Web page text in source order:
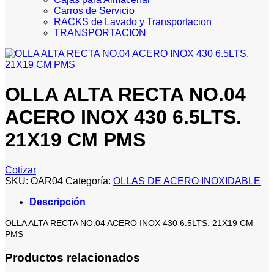
Carros de Servicio
RACKS de Lavado y Transportacion
TRANSPORTACION
OLLA ALTA RECTA NO.04
ACERO INOX 430 6.5LTS.
21X19 CM PMS
Cotizar
SKU: OAR04 Categoría: OLLAS DE ACERO INOXIDABLE
Descripción
OLLA ALTA RECTA NO.04 ACERO INOX 430 6.5LTS. 21X19 CM
PMS
Productos relacionados